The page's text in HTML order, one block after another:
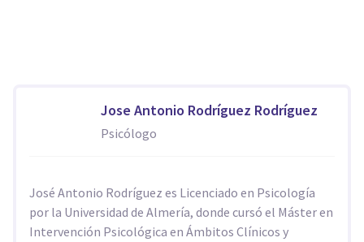
Jose Antonio Rodríguez Rodríguez
Psicólogo
José Antonio Rodríguez es Licenciado en Psicología
por la Universidad de Almería, donde cursó el Máster en
Intervención Psicológica en Ámbitos Clínicos y